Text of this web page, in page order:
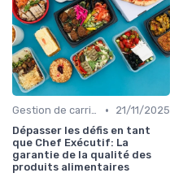
Gestion de carrière dans la food •
21/11/2025
Dépasser les défis en tant
que Chef Exécutif: La
garantie de la qualité des
produits alimentaires